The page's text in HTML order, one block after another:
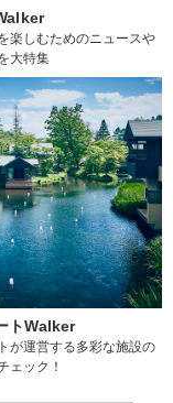
楽しむためのニュースや
大特集
トWalker
が運営する多彩な施設の
ェック！